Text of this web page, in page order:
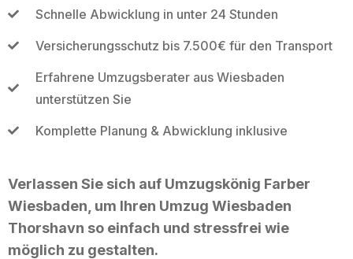
Schnelle Abwicklung in unter 24 Stunden
Versicherungsschutz bis 7.500€ für den Transport
Erfahrene Umzugsberater aus Wiesbaden
unterstützen Sie
Komplette Planung & Abwicklung inklusive
Verlassen Sie sich auf Umzugskönig Farber
Wiesbaden, um Ihren Umzug Wiesbaden
Thorshavn so einfach und stressfrei wie
möglich zu gestalten.